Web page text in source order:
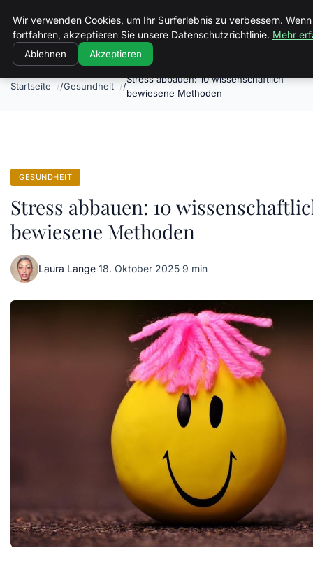
Volkertvandergraaf
Startseite Gesundheit
Stress abbauen: 10 wissenschaftlich
bewiesene Methoden
GESUNDHEIT
Stress abbauen: 10
bewiesene Methoden
Laura Lange·18. Oktober 2025·9 min
Wir verwenden Cookies, um Ihr Surferlebnis zu verbessern. Wenn
fortfahren, akzeptieren Sie unsere Datenschutzrichtlinie. Mehr
Ablehnen Akzeptieren